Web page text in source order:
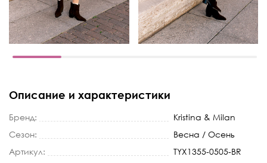
Описание и характеристики
Бренд:
Kristina & Milan
Сезон:
Весна / Осень
Артикул:
TYX1355-0505-BR